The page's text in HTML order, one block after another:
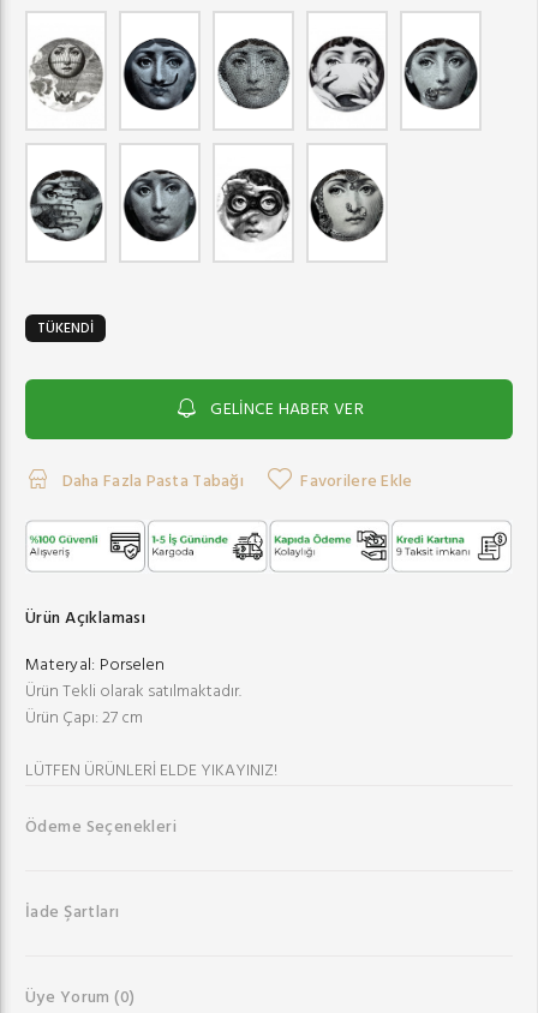
TÜKENDİ
GELİNCE HABER VER
Daha Fazla Pasta Tabağı Favorilere Ekle
Ürün Açıklaması
Materyal: Porselen
Ürün Tekli olarak satılmaktadır.
Ürün Çapı: 27 cm
LÜTFEN ÜRÜNLERİ ELDE YIKAYINIZ!
Ödeme Seçenekleri
İade Şartları
Üye Yorum(0)